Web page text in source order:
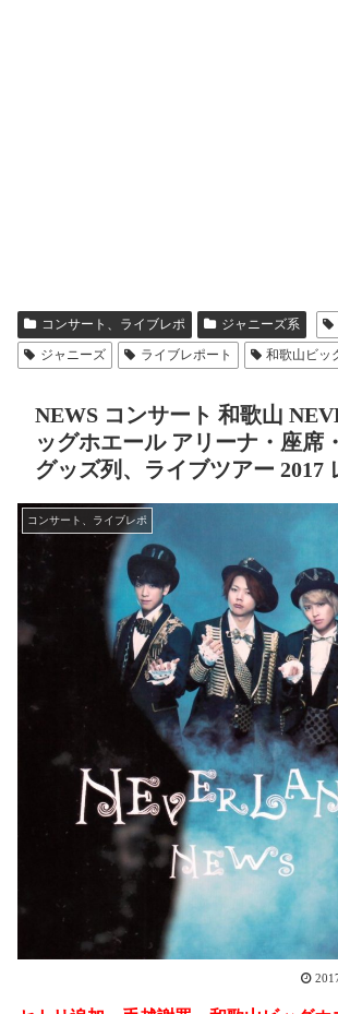
コンサート、ライブレポ ジャニーズ系
ジャニーズ
ライブレポート 和歌山ビッ
NEWS コンサート 和歌山
ッグホエール アリーナ・座席
グッズ列、ライブツアー 2017
コンサート、ライブレポ